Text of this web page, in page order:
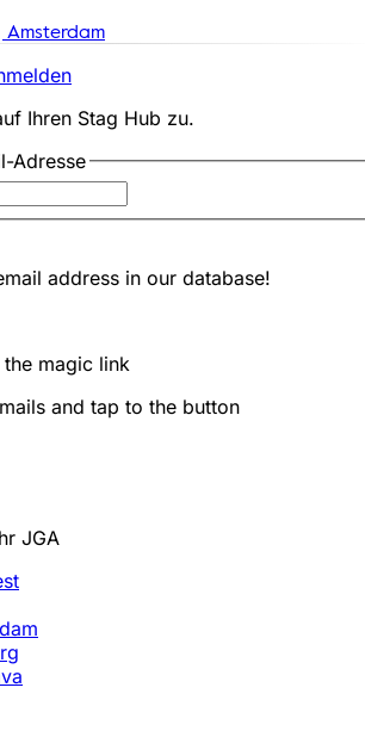
Amsterdam
Ihren Stag Hub zu.
Adresse
address in our database!
magic link
and tap to the button
JGA